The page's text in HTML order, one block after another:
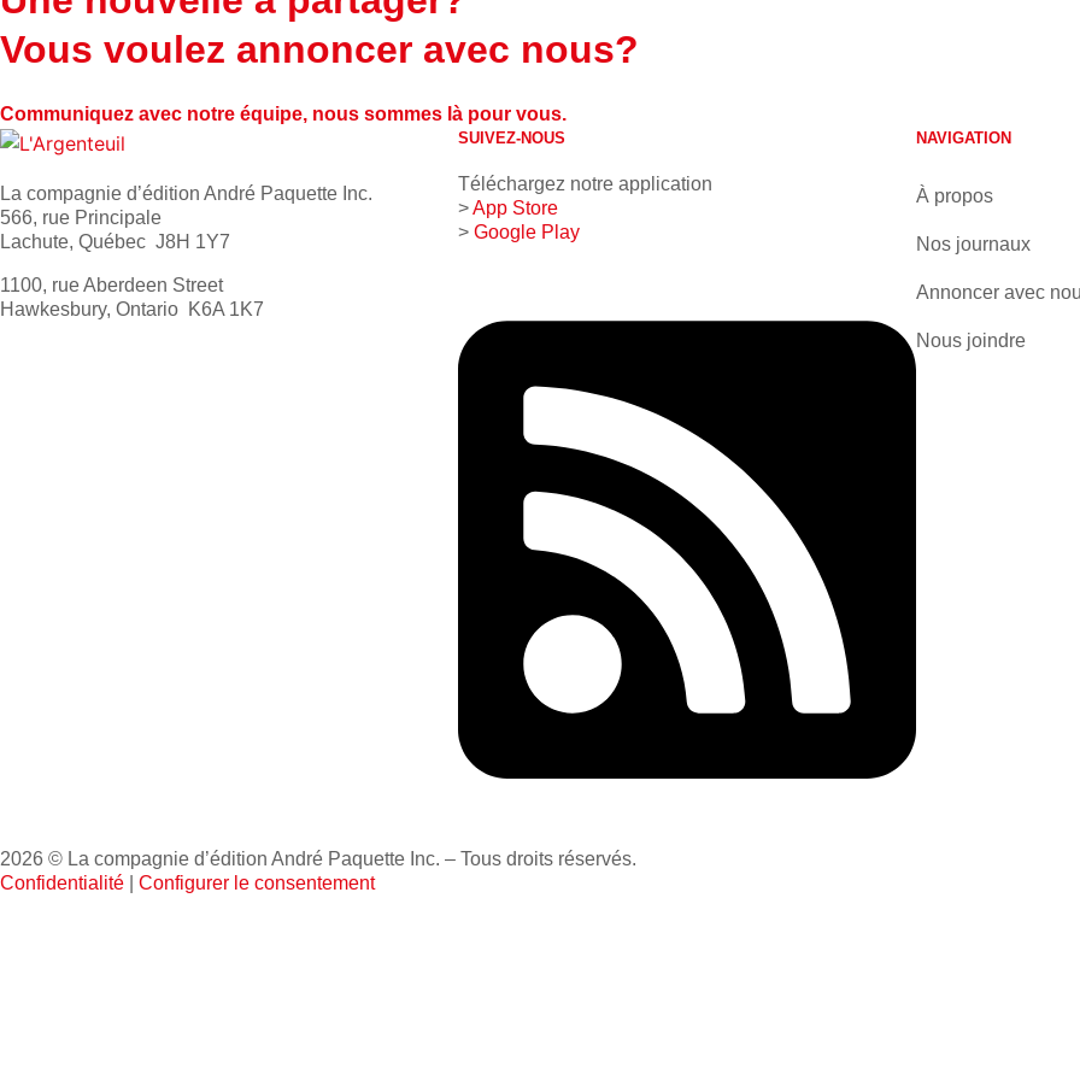
Vous voulez annoncer avec nous?
Communiquez avec notre équipe, nous sommes là pour vous.
La compagnie d’édition André Paquette Inc.
566, rue Principale
Lachute, Québec J8H 1Y7
1100, rue Aberdeen Street
Hawkesbury, Ontario K6A 1K7
SUIVEZ-NOUS
Téléchargez notre application
>App Store
> Google Play
NAVIGATION
À propos
Nos journaux
Annoncer avec
Nous joindre
2026 © La compagnie d’édition André Paquette Inc. – Tous droits réservés.
Confidentialité
Configurer le consentement